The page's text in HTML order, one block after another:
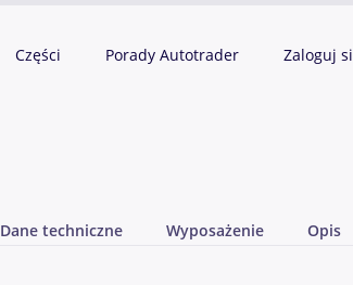
Części Porady Autotrader Zaloguj
Dane techniczne Wyposażenie Opis